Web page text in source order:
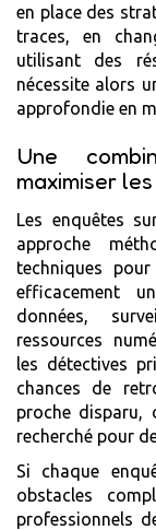
en place des
traces, en
utilisant des
nécessite alors
approfondie en
Une
maximiser
Les enquêtes
approche
techniques
efficacement
données,
ressources
les détectives
chances de
proche disparu,
recherché pour
Si chaque
obstacles
professionnels